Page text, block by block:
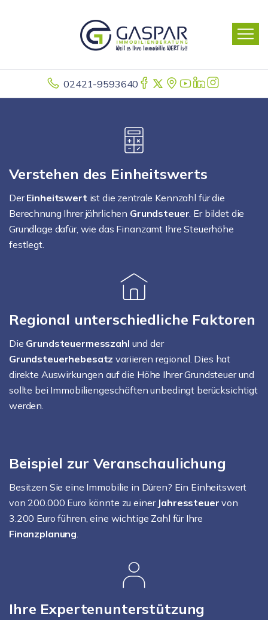
02421-9593640
Verstehen des Einheitswerts
DerEinheitswert ist die zentrale Kennzahl für die
Berechnung Ihrer jährlichen Grundsteuer. Er bildet die
Grundlage dafür, wie das Finanzamt Ihre Steuerhöhe
festlegt.
Regional unterschiedliche Faktoren
Die Grundsteuermesszahl und der
Grundsteuerhebesatz variieren regional. Dies hat
direkte Auswirkungen auf die Höhe Ihrer Grundsteuer und
sollte bei Immobiliengeschäften unbedingt berücksichtigt
werden.
Beispiel zur Veranschaulichung
Besitzen Sie eine Immobilie in Düren? Ein Einheitswert
von 200.000 Euro könnte zu einer Jahressteuer von
3.200 Euro führen, eine wichtige Zahl für Ihre
Finanzplanung.
Ihre Expertenunterstützung